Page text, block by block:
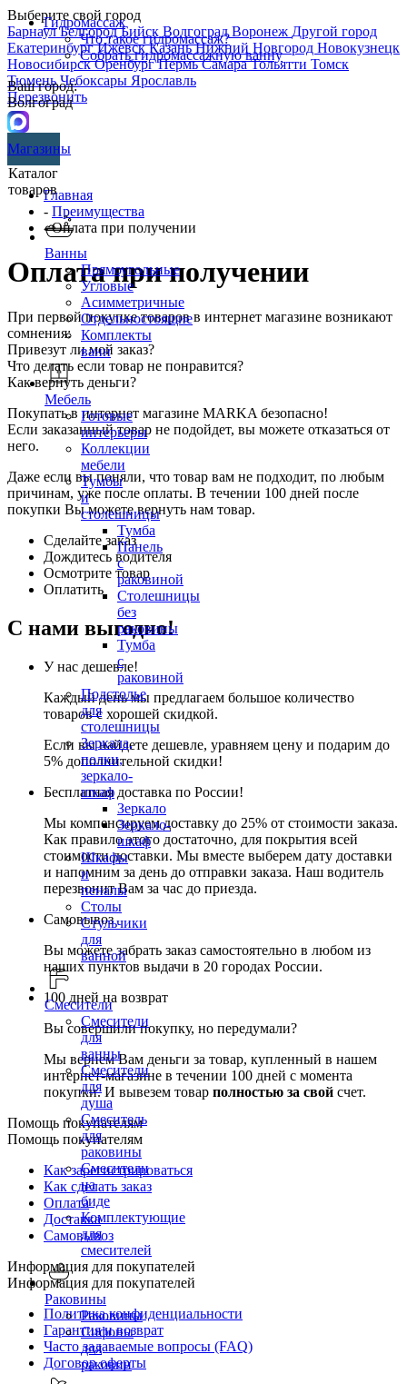
Выберите свой город
БарнаулБелгородБийск ВолгоградВоронеж Другой город
ЕкатеринбургИжевскКазаньНижний Новгород Новокузнецк
НовосибирскОренбургПермьСамараТольятти Томск
ТюменьЧебоксары Ярославль
Перезвонить
Гидромассаж
Что такое гидромассаж?
Собрать гидромассажную ванну
Ваш город:
Волгоград
Магазины
Каталог
товаров
Ванны
Прямоугольные
Угловые
Асимметричные
Отдельностоящие
Комплекты
ванн
Мебель
Готовые
интерьеры
Коллекции
мебели
Тумбы
и
столешницы
Тумба
Панель
с
раковиной
Столешницы
без
раковины
Тумба
с
раковиной
Подстолье
для
столешницы
Зеркала,
полки,
зеркало-
шкаф
Зеркало
Зеркало-
шкаф
Шкафы
и
пеналы
Столы
Стульчики
для
ванной
Смесители
Смесители
для
ванны
Смесители
для
душа
Смеситель
для
раковины
Смесители
на
биде
Комплектующие
для
смесителей
Раковины
Раковины
Сифоны
для
раковин
Главная
- Преимущества
- Оплата при получении
Оплата при получении
При первой покупке товаров в интернет магазине возникают
сомнения:
Привезут ли мой заказ?
Что делать если товар не понравится?
Как вернуть деньги?
Покупать в интернет магазине MARKA безопасно!
Если заказанный товар не подойдет, вы можете отказаться от
него.
Даже если вы поняли, что товар вам не подходит, по любым
причинам, уже после оплаты. В течении 100 дней после
покупки Вы можете вернуть нам товар.
Сделайте заказ
Дождитесь водителя
Осмотрите товар
Оплатить
С нами выгодно!
У нас дешевле!
Каждый день мы предлагаем большое количество
товаров с хорошей скидкой.
Если вы найдете дешевле, уравняем цену и подарим до
5% дополнительной скидки!
Бесплатная доставка по России!
Мы компенсируем доставку до 25% от стоимости заказа.
Как правило этого достаточно, для покрытия всей
стоимости доставки. Мы вместе выберем дату доставки
и напомним за день до отправки заказа. Наш водитель
перезвонит Вам за час до приезда.
Самовывоз
Вы можете забрать заказ самостоятельно в любом из
наших пунктов выдачи в 20 городах России.
100 дней на возврат
Вы совершили покупку, но передумали?
Мы вернем Вам деньги за товар, купленный в нашем
интернет-магазине в течении 100 дней с момента
покупки. И вывезем товар полностью за свой счет.
Помощь покупателям
Помощь покупателям
Как зарегистрироваться
Как сделать заказ
Оплата
Доставка
Самовывоз
Информация для покупателей
Информация для покупателей
Политика конфиденциальности
Гарантия и возврат
Часто задаваемые вопросы (FAQ)
Договор оферты